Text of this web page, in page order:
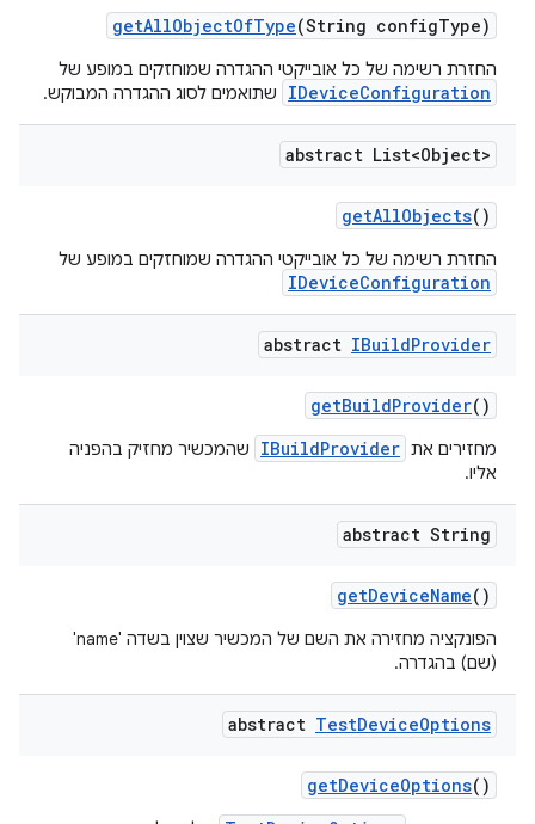
getAllObjectOfType(String configType)
החזרת רשימה של כל אובייקטי ההגדרה שמוחזקים במופע של
IDeviceConfiguration שתואמים לסוג ההגדרה המבוקש.
abstract List<Object>
getAllObjects()
החזרת רשימה של כל אובייקטי ההגדרה שמוחזקים במופע של
IDeviceConfiguration
abstract IBuildProvider
getBuildProvider()
מחזירים את IBuildProvider
שהמכשיר מחזיק בהפניה
אליו.
abstract String
getDeviceName()
הפונקציה מחזירה את השם של המכשיר שצוין בשדה 'name'
(שם) בהגדרה.
abstract TestDeviceOptions
getDeviceOptions()